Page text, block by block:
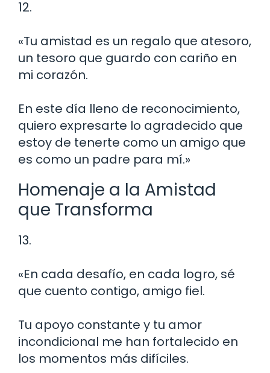
12.
«Tu amistad es un regalo que atesoro,
un tesoro que guardo con cariño en
mi corazón.
En este día lleno de reconocimiento,
quiero expresarte lo agradecido que
estoy de tenerte como un amigo que
es como un padre para mí.»
Homenaje a la Amistad
que Transforma
13.
«En cada desafío, en cada logro, sé
que cuento contigo, amigo fiel.
Tu apoyo constante y tu amor
incondicional me han fortalecido en
los momentos más difíciles.